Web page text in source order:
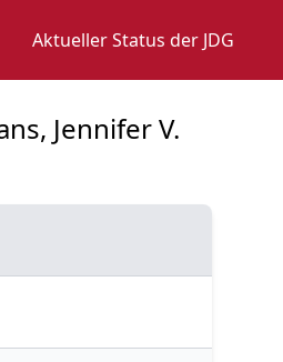
Aktueller Status der JDG
Jennifer V.